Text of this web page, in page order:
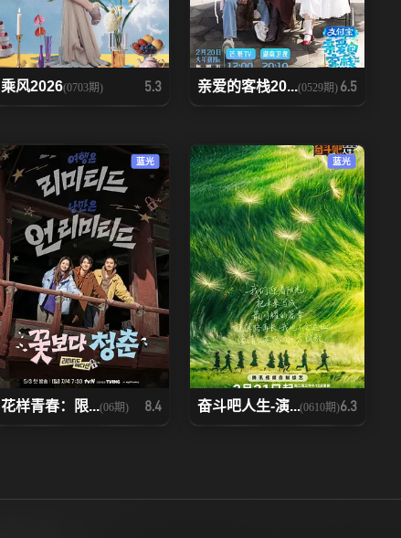
乘风2026(0703期) 5.3 亲爱的客栈20...(0529期) 6.5
蓝光
花样青春：限...(06期) 8.4
蓝光
奋斗吧人生-演...(0610期)6.3